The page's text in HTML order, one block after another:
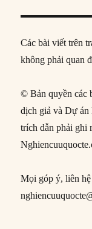
Các bài viết trên
không phải quan
© Bản quyền các
dịch giả và Dự
trích dẫn phải ghi
Mọi góp ý, liên